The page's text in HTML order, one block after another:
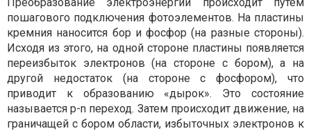
пошагового подключения фотоэлементов. На пластины
кремния наносится бор и фосфор (на разные стороны).
Исходя из этого, на одной стороне пластины появляется
переизбыток электронов (на стороне с бором), а на
другой недостаток (на стороне с фосфором), что
приводит к образованию «дырок». Это состояние
называется p-n переход. Затем происходит движение, на
граничащей с бором области, избыточных электронов к